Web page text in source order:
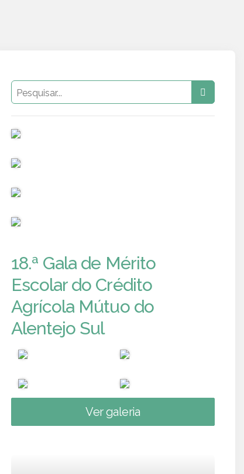
18.ª Gala de Mérito
Escolar do Crédito
Agrícola Mútuo do
Alentejo Sul
Ver galeria